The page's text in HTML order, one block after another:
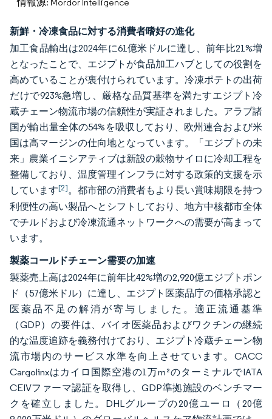
新鮮・冷凍食品に対する消費者嗜好の進化
加工食品輸出は2024年に61億米ドルに達し、前年比21%増
となったことで、エジプトが食品加工ハブとしての役割を
高めていることが裏付けられています。冷凍ポテトの出荷
だけで923%急増し、厳格な品質基準を満たすエジプト冷
蔵チェーン物流市場の信頼性が実証されました。アラブ諸
国が輸出量全体の54%を吸収しており、欧州連合および米
国は高マージンの仕向地となっています。「エジプトの未
来」農業イニシアティブは新設の穀物サイロに冷却工程を
整備しており、温度管理インフラに対する政策的支援を示
しています[2]。都市部の消費者もより長い賞味期限を持つ
利便性の高い製品へとシフトしており、地方中核都市全体
でチルドおよび冷凍流通ネットワークへの需要が高まって
います。
製薬コールドチェーン需要の加速
製薬売上高は2024年に前年比42%増の2,920億エジプトポン
ド（57億米ドル）に達し、エジプト医薬品庁の価格承認と
医薬品不足の解消が寄与しました。適正流通基準
（GDP）の要件は、バイオ医薬品およびワクチンの継続
的な温度追跡を義務付けており、エジプト冷蔵チェーン物
流市場内のサービス水準を向上させています。CACC
Cargolinxはカイロ国際空港の1万m²のターミナルでIATA
CEIVファーマ認証を取得し、GDP準拠施設のベンチマー
クを確立しました。DHLグループの20億ユーロ（20億